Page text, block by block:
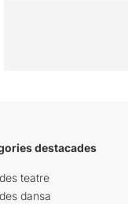
destacades
teatre
dansa